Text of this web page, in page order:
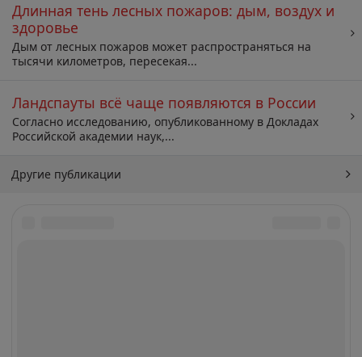
Длинная тень лесных пожаров: дым, воздух и
здоровье
Дым от лесных пожаров может распространяться на
тысячи километров, пересекая...
Ландспауты всё чаще появляются в России
Согласно исследованию, опубликованному в Докладах
Российской академии наук,...
Другие публикации